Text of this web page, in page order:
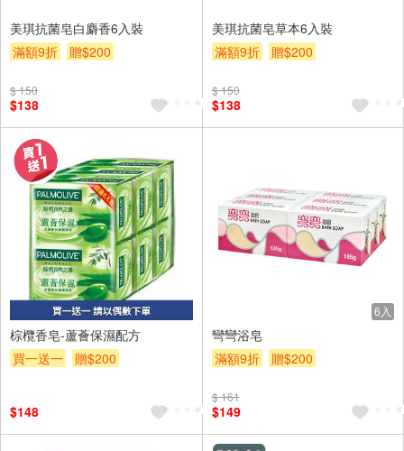
美琪抗菌皂白麝香6入裝
滿額9折
贈$200
$ 150
$138
美琪抗菌皂草本6入裝
滿額9折
贈$200
$ 150
$138
棕欖香皂-蘆薈保濕配方
買一送一
贈$200
$148
6入
彎彎浴皂
滿額9折
贈$200
$ 161
$149